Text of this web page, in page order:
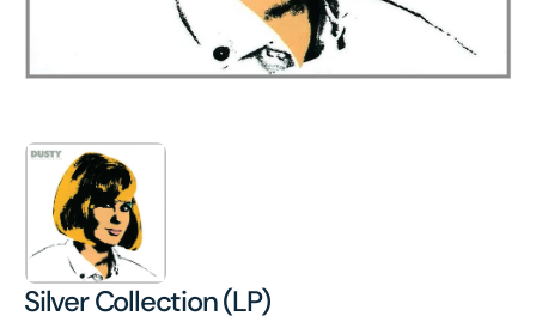
Silver Collection (LP)